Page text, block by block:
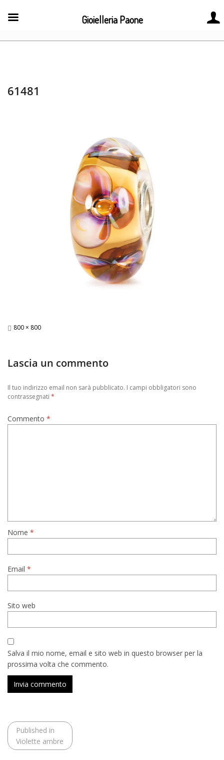
61481
Full
800 × 800
Lascia un commento
Il tuo indirizzo email non sarà pubblicato. I campi obbligatori sono
contrassegnati *
Commento *
Nome *
Email *
Sito web
Salva il mio nome, email e sito web in questo browser per la
prossima volta che commento.
Navigazione
articoli
Published in
Violette ambre
Gioielleria Paone